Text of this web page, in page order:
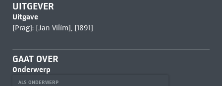
UITGEVER
Uitgave
[Prag]: [Jan Vilím], [1891]
GAAT OVER
Onderwerp
ALS ONDERWERP